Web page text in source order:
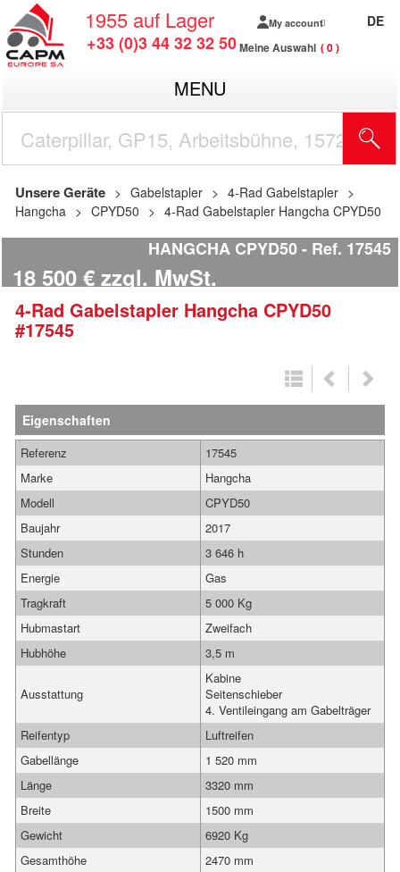
1955 auf Lager
+33 (0)3 44 32 32 50
My account
Meine Auswahl 0
DE
MENU
Unsere Geräte Gabelstapler
4-Rad Gabelstapler
Hangcha
CPYD50 4-Rad Gabelstapler Hangcha CPYD50
HANGCHA CPYD50 Ref. 17545
18 500 € zzgl. MwSt.
4-Rad Gabelstapler Hangcha CPYD50
#17545
Eigenschaften
Referenz
17545
Marke
Hangcha
Modell
CPYD50
Baujahr
2017
Stunden
3 646 h
Energie
Gas
Tragkraft
5 000 Kg
Hubmastart
Zweifach
Hubhöhe
3,5 m
Ausstattung
Kabine
Seitenschieber
4. Ventileingang am Gabelträger
Reifentyp
Luftreifen
Gabellänge
1 520 mm
Länge
3320 mm
Breite
1500 mm
Gewicht
6920 Kg
Gesamthöhe
2470 mm